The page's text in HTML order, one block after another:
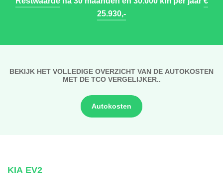
25.930,-
BEKIJK HET VOLLEDIGE OVERZICHT VAN DE AUTOKOSTEN
MET DE TCO VERGELIJKER..
Autokosten
KIA EV2